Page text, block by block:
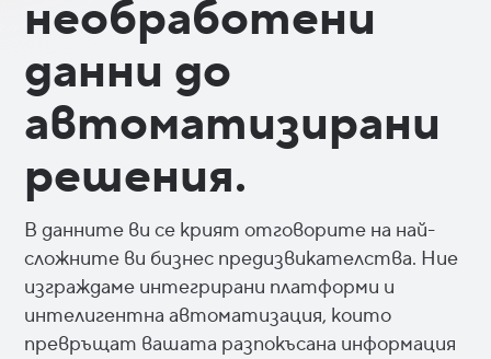
необработени
данни до
автоматизирани
решения.
В данните ви се крият отговорите на най-
сложните ви бизнес предизвикателства. Ние
изграждаме интегрирани платформи и
интелигентна автоматизация, които
превръщат вашата разпокъсана информация